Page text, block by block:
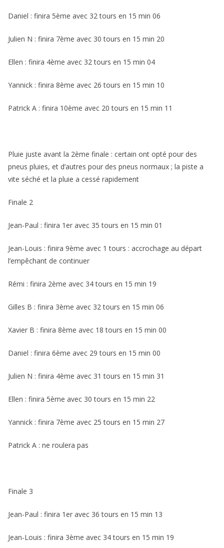
Daniel : finira 5ème avec 32 tours en 15 min 06
Julien N : finira 7ème avec 30 tours en 15 min 20
Ellen : finira 4ème avec 32 tours en 15 min 04
Yannick : finira 8ème avec 26 tours en 15 min 10
Patrick A : finira 10ème avec 20 tours en 15 min 11
Pluie juste avant la 2ème finale : certain ont opté pour des
pneus pluies, et d’autres pour des pneus normaux ; la piste a
vite séché et la pluie a cessé rapidement
Finale 2
Jean-Paul : finira 1er avec 35 tours en 15 min 01
Jean-Louis : finira 9ème avec 1 tours : accrochage au départ
l’empêchant de continuer
Rémi : finira 2ème avec 34 tours en 15 min 19
Gilles B : finira 3ème avec 32 tours en 15 min 06
Xavier B : finira 8ème avec 18 tours en 15 min 00
Daniel : finira 6ème avec 29 tours en 15 min 00
Julien N : finira 4ème avec 31 tours en 15 min 31
Ellen : finira 5ème avec 30 tours en 15 min 22
Yannick : finira 7ème avec 25 tours en 15 min 27
Patrick A : ne roulera pas
Finale 3
Jean-Paul : finira 1er avec 36 tours en 15 min 13
Jean-Louis : finira 3ème avec 34 tours en 15 min 19